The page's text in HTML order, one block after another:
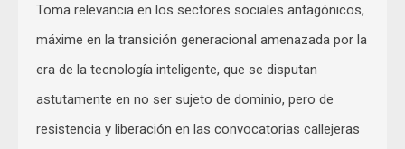
Toma relevancia en los sectores sociales antagónicos,
máxime en la transición generacional amenazada por la
era de la tecnología inteligente, que se disputan
astutamente en no ser sujeto de dominio, pero de
resistencia y liberación en las convocatorias callejeras